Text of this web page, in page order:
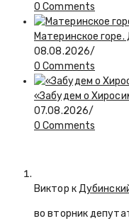
0 Comments
Материнское
08.08.2026/
0 Comments
«Забудем о
07.08.2026/
0 Comments
Виктор к
во вторник